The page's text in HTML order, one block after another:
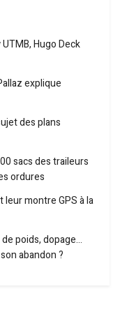
Hugo Deck
explique
des plans
sacs des traileurs
ordures
montre GPS à la
poids, dopage…
abandon ?